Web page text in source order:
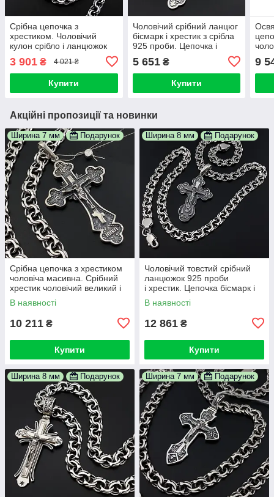
Срібна цепочка з
хрестиком. Чоловічий
кулон срібло і ланцюжок
3 901 ₴ 4 021 ₴
Купити
Чоловічий срібний ланцюг
бісмарк і хрестик з срібла
925 проби. Цепочка і
5 651₴
Купити
9
Акційні пропозиції та новинки
Ширина 7 мм Подарунок
Срібна цепочка з хрестиком
чоловіча масивна. Срібний
хрестик чоловічий великий і
цепочка бісмарк широка. 55
см
В наявності
10 211 ₴
Купити
Ширина 8 мм Подарунок
Чоловічий товстий срібний
ланцюжок 925 проби
і хрестик. Цепочка бісмарк і
кулон 55 см
В наявності
12 861 ₴
Купити
Ширина 8 мм Подарунок Ширина 7 мм Подарунок